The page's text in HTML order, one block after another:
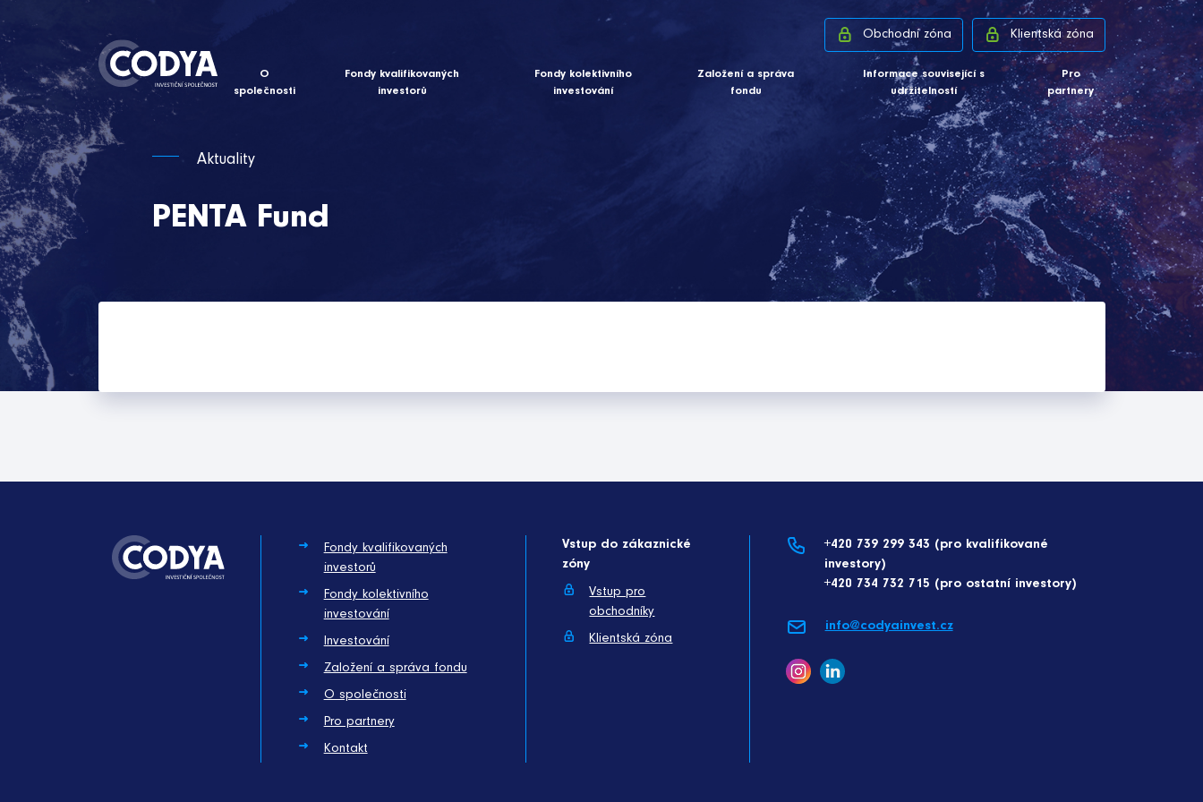
Obchodní zóna Klientská zóna
O
společnosti
Fondy kvalifikovaných
investorů
Fondy kolektivního
investování
Založení a správa
fondu
Informace související s
udržitelností
Pro
partnery
Aktuality
PENTA Fund
Fondy kvalifikovaných
investorů
Fondy kolektivního
investování
Investování
Založení a správa fondu
O společnosti
Pro partnery
Kontakt
Vstup do zákaznické
zóny
Vstup pro
obchodníky
Klientská zóna
+420 739 299 343 (pro kvalifikované
investory)
+420 734 732 715 (pro ostatní investory)
info@codyainvest.cz